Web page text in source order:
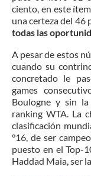
ciento, en este
una certeza del 46
todas las
A pesar de estos
cuando su
concretado le
games
Boulogne y sin
ranking WTA. La
clasificación
°16, de ser
puesto en el Top-
Haddad Maia, ser la